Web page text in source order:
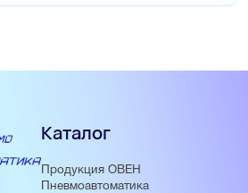
Каталог
Продукция ОВЕН
Пневмоавтоматика